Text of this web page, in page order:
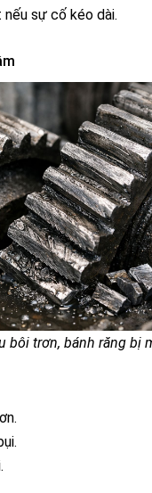
sự cố kéo dài.
bôi trơn, bánh răng bị